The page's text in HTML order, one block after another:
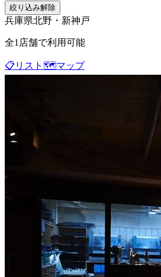
絞り込み解除
兵庫県北野・新神戸
全1 店舗で利用可能
📋リスト 🗺️マップ